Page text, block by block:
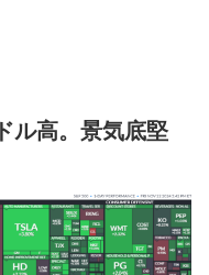
ル高。景気底堅